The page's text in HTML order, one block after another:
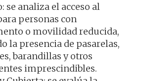
se analiza el acceso al
personas con
o movilidad reducida,
la presencia de pasarelas,
barandillas y otros
imprescindibles.